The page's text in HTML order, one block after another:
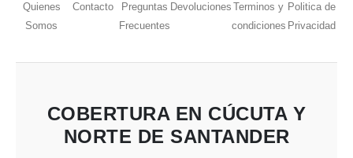
Quienes
Somos
Contacto
Preguntas
Frecuentes
Devoluciones Terminos y
condiciones
Politica de
Privacidad
COBERTURA EN CÚCUTA Y
NORTE DE SANTANDER